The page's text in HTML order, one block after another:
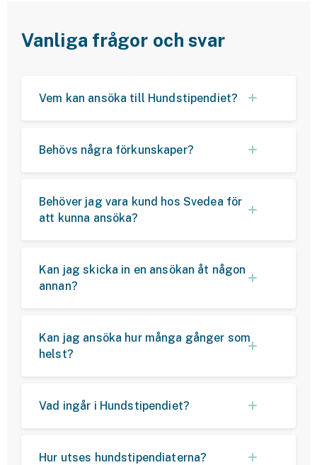
Vanliga frågor och svar
Vem kan ansöka till Hundstipendiet?
Behövs några förkunskaper?
Behöver jag vara kund hos Svedea för
att kunna ansöka?
Kan jag skicka in en ansökan åt någon
annan?
Kan jag ansöka hur många gånger som
helst?
Vad ingår i Hundstipendiet?
Hur utses hundstipendiaterna?